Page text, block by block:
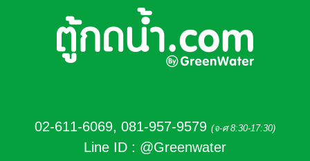
02-611-6069, 081-957-9579 (จ-ศ 8:30-17:30)
Line ID : @Greenwater